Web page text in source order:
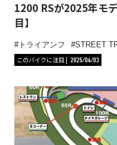
1200 RSが2025年モ
目】
トライアンフ STREET
このバイクに注目
2025/04/03